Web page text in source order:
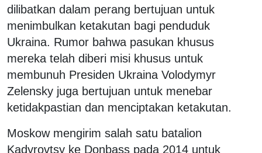
dilibatkan dalam perang bertujuan untuk
menimbulkan ketakutan bagi penduduk
Ukraina. Rumor bahwa pasukan khusus
mereka telah diberi misi khusus untuk
membunuh Presiden Ukraina Volodymyr
Zelensky juga bertujuan untuk menebar
ketidakpastian dan menciptakan ketakutan.
Moskow mengirim salah satu batalion
Kadyrovtsy ke Donbass pada 2014 untuk